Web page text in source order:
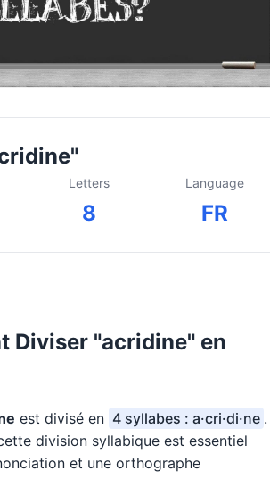
Letters
8
Language
FR
Diviser "acridine" en
est divisé en 4 syllabes : a·cri·di·ne .
division syllabique est essentiel
et une orthographe